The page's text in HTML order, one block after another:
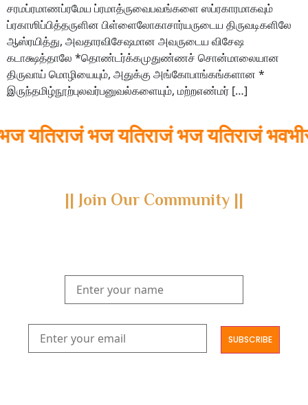
சரமப்ரமாணப்ரமேய ப்ரமாத்ருவைபவங்களை ஸப்ரகாரமாகவும்
ப்ரகாஶிப்பித்தருளின பிள்ளைலோகாசார்யருடைய திருவடிகளிலே
ஆஸ்ரயித்து, அவதாரவிசேஷமான அவருடைய விசேஷ
கடாக்ஷத்தாலே *தொண்டர்க்கமுதுண்ணச் சொன்மாலையான
திருவாய் மொழியையும், அதுக்கு அங்கோபாங்கங்களான *
இருந்தமிழ்நூற்புலவர்பனுவல்களையும், மற்றஎண்மர் […]
यतिराजं भज यतिराजं भज यतिराजं भवभीरो
|| Join Our Community ||